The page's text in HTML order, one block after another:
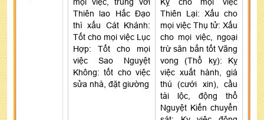
Thiên lao Hắc Đạo
thì xấu Cát Khánh:
Tốt cho mọi việc Lục
Hợp: Tốt cho mọi
việc Sao Nguyệt
Không: tốt cho việc
sửa nhà, đặt giường
Thiên Lại: Xấu cho
mọi việc Thụ tử: Xấu
cho mọi việc, ngoại
trừ săn bắn tốt Vãng
vong (Thổ kỵ): Kỵ
việc xuất hành, giá
thú (cưới xin), cầu
tài lộc, động thổ
Nguyệt Kiến chuyển